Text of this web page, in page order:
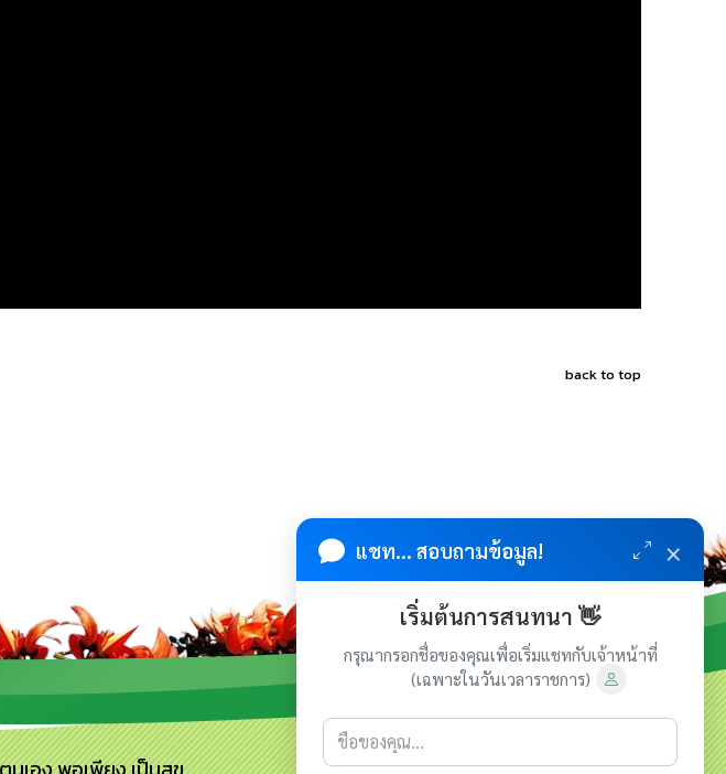
back to top
แชท... สอบถามข้อมูล! ×
เริ่มต้นการสนทนา 👋
กรุณากรอกชื่อของคุณเพื่อเริ่มแชทกับเจ้าหน้าที่
(เฉพาะในวันเวลาราชการ)
เกี่ยวกับเรา ติดต่อเรา